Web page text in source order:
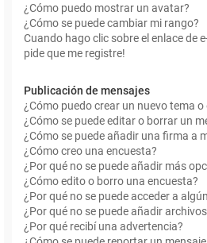
¿Cómo puedo mostrar un avatar?
¿Cómo se puede cambiar mi rango?
Cuando hago clic sobre el enlace de
pide que me registre!
Publicación de mensajes
¿Cómo puedo crear un nuevo tema
¿Cómo se puede editar o borrar un
¿Cómo se puede añadir una firma a
¿Cómo creo una encuesta?
¿Por qué no se puede añadir más
¿Cómo edito o borro una encuesta?
¿Por qué no se puede acceder a
¿Por qué no se puede añadir
¿Por qué recibí una advertencia?